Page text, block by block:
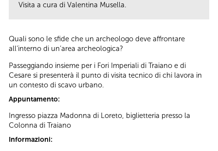
Visita a cura di Valentina Musella.
Quali sono le sfide che un archeologo deve affrontare
all’interno di un’area archeologica?
Passeggiando insieme per i Fori Imperiali di Traiano e di
Cesare si presenterà il punto di visita tecnico di chi lavora in
un contesto di scavo urbano.
Appuntamento:
Ingresso piazza Madonna di Loreto, biglietteria presso la
Colonna di Traiano
Informazioni: